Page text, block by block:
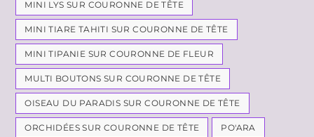
MINI LYS SUR COURONNE DE TÊTE
MINI TIARE TAHITI SUR COURONNE DE TÊTE
MINI TIPANIE SUR COURONNE DE FLEUR
MULTI BOUTONS SUR COURONNE DE TÊTE
OISEAU DU PARADIS SUR COURONNE DE TÊTE
ORCHIDÉES SUR COURONNE DE TÊTE PO'ARA